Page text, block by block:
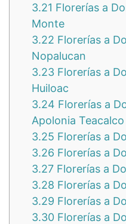
3.21 Florerías a
Monte
3.22 Florerías a
Nopalucan
3.23 Florerías a
Huiloac
3.24 Florerías a
Apolonia Teacalco
3.25 Florerías a
3.26 Florerías a
3.27 Florerías a
3.28 Florerías a
3.29 Florerías a
3.30 Florerías a